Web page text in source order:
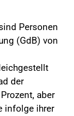
Personen
(GdB) von
der
aber
infolge ihrer